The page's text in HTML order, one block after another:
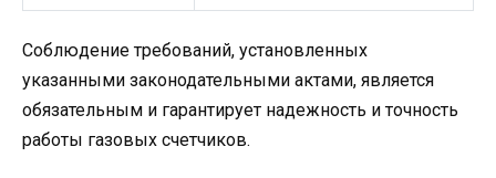
Соблюдение требований, установленных
указанными законодательными актами, является
обязательным и гарантирует надежность и точность
работы газовых счетчиков.